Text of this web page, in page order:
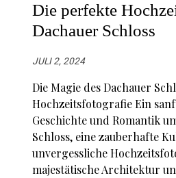
Die perfekte
Dachauer Schloss
JULI 2, 2024
Die Magie des Dachauer
Hochzeitsfotografie Ein
Geschichte und Romantik
Schloss, eine zauberhafte
unvergessliche
majestätische Architektur